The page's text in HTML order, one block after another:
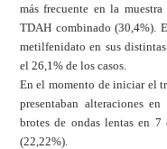
más frecuente en la
TDAH combinado (30,4%).
metilfenidato en sus
el 26,1% de los casos.
En el momento de iniciar el
presentaban alteraciones
brotes de ondas lentas en
(22,22%).